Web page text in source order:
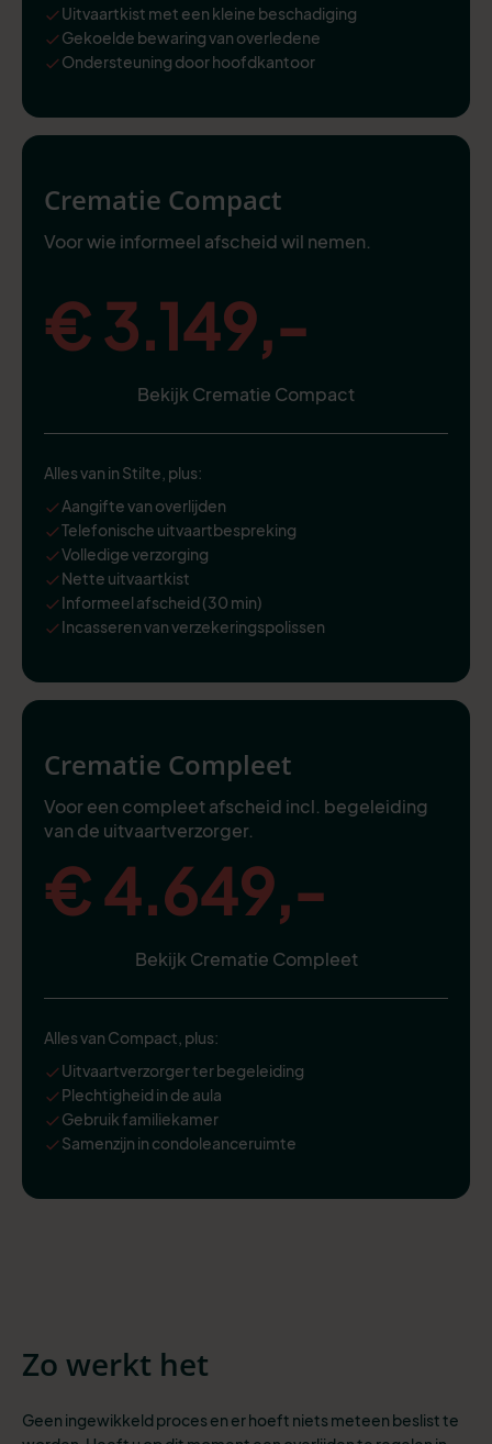
Uitvaartkist met een kleine beschadiging
Gekoelde bewaring van overledene
Ondersteuning door hoofdkantoor
Crematie Compact
Voor wie informeel afscheid wil nemen.
€ 3.149,-
Bekijk Crematie Compact
Alles van in Stilte, plus:
Aangifte van overlijden
Telefonische uitvaartbespreking
Volledige verzorging
Nette uitvaartkist
Informeel afscheid (30 min)
Incasseren van verzekeringspolissen
Crematie Compleet
Voor een compleet afscheid incl. begeleiding
van de uitvaartverzorger.
€ 4.649,-
Bekijk Crematie Compleet
Alles van Compact, plus:
Uitvaartverzorger ter begeleiding
Plechtigheid in de aula
Gebruik familiekamer
Samenzijn in condoleanceruimte
Zo werkt het
Geen ingewikkeld proces en er hoeft niets meteen beslist te